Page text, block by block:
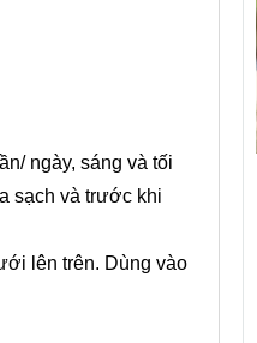
ngày, sáng và tối
sạch và trước khi
lên trên. Dùng vào